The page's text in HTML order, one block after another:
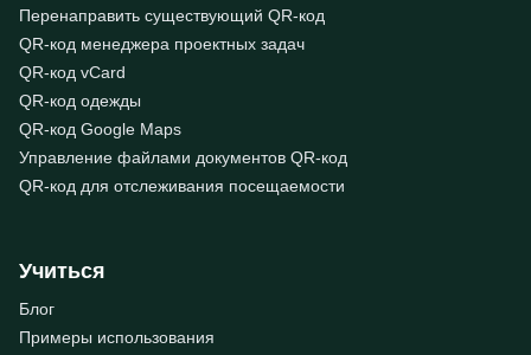
Перенаправить существующий QR-код
QR-код менеджера проектных задач
QR-код vCard
QR-код одежды
QR-код Google Maps
Управление файлами документов QR-код
QR-код для отслеживания посещаемости
Учиться
Блог
Примеры использования